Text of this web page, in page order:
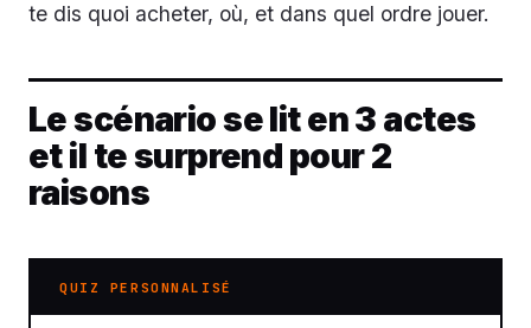
te dis quoi acheter, où, et dans quel ordre jouer.
Le scénario se lit en 3 actes
et il te surprend pour 2
raisons
QUIZ PERSONNALISÉ